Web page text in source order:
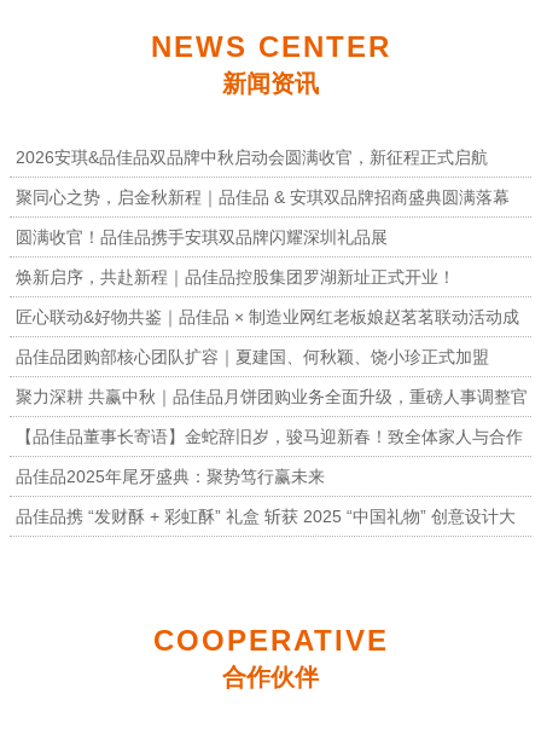
NEWS CENTER
新闻资讯
2026安琪&品佳品双品牌中秋启动会圆满收官，新征程正式启航
聚同心之势，启金秋新程｜品佳品 & 安琪双品牌招商盛典圆满落幕
圆满收官！品佳品携手安琪双品牌闪耀深圳礼品展
焕新启序，共赴新程｜品佳品控股集团罗湖新址正式开业！
匠心联动&好物共鉴｜品佳品 × 制造业网红老板娘赵茗茗联动活动成
功举办
品佳品团购部核心团队扩容｜夏建国、何秋颖、饶小珍正式加盟
聚力深耕 共赢中秋｜品佳品月饼团购业务全面升级，重磅人事调整官
【品佳品董事长寄语】金蛇辞旧岁，骏马迎新春！致全体家人与合作
伙伴的一封信
品佳品2025年尾牙盛典：聚势笃行赢未来
品佳品携 “发财酥 + 彩虹酥” 礼盒 斩获 2025 “中国礼物” 创意设计大
COOPERATIVE
合作伙伴